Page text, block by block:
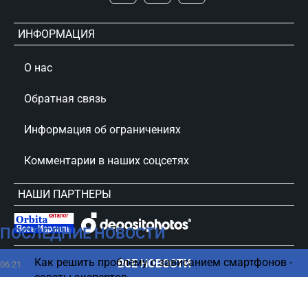
ПОСЛЕДНИЕ НОВОСТИ
06:21
Как решить проблему с зависанием смартфонов -
советы экспертов
ВСЕ НОВОСТИ
ИНФОРМАЦИЯ
О нас
Обратная связь
Информация об ограничениях
Комментарии в наших соцсетях
НАШИ ПАРТНЕРЫ
сursorinfo.co.il © Все права защищены